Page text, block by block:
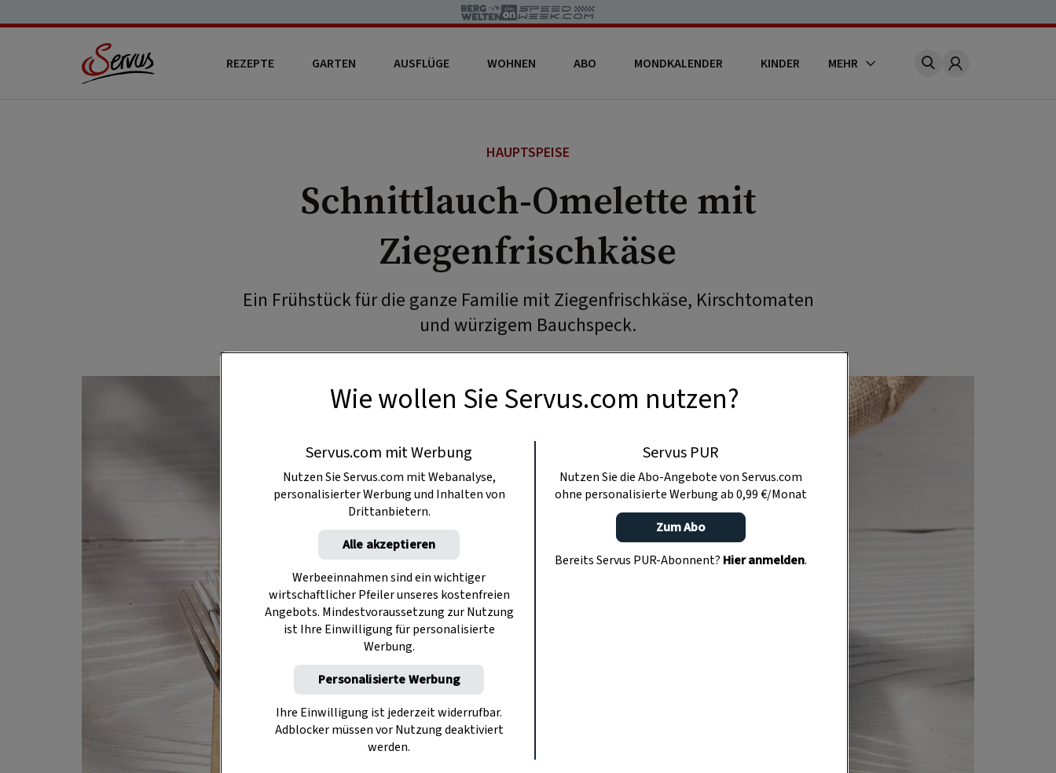
REZEPTE GARTEN AUSFLÜGE WOHNEN ABO MONDKALENDER KINDER MEHR Account
HAUPTSPEISE
Schnittlauch-Omelette mit
Ziegenfrischkäse
Ein Frühstück für die ganze Familie mit Ziegenfrischkäse, Kirschtomaten
und würzigem Bauchspeck.
Wie wollen Sie Servus.com nutzen?
Servus.com mit Werbung
Nutzen Sie Servus.com mit Webanalyse,
personalisierter Werbung und Inhalten von
Drittanbietern.
Alle akzeptieren
Werbeeinnahmen sind ein wichtiger
wirtschaftlicher Pfeiler unseres kostenfreien
Angebots. Mindestvoraussetzung zur Nutzung
ist Ihre Einwilligung für personalisierte
Werbung.
Personalisierte Werbung
Ihre Einwilligung ist jederzeit widerrufbar.
Adblocker müssen vor Nutzung deaktiviert
werden.
Servus PUR
Nutzen Sie die Abo-Angebote von Servus.com
ohne personalisierte Werbung ab 0,99 €/Monat
Zum Abo
Bereits Servus PUR-Abonnent? Hier anmelden.